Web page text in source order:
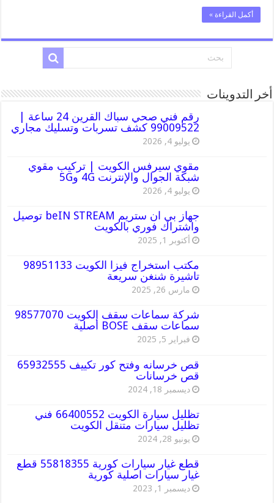
أكمل القراءة »
أخر التدوينات
رقم فني صحي سباك القرين 24 ساعة |
99009522 كشف تسربات وتسليك مجاري
يوليو 4, 2026
مقوي سيرفس الكويت | تركيب مقوي
شبكة الجوال والإنترنت 4G و5G
يوليو 4, 2026
جهاز بي ان ستريم beIN STREAM توصيل
واشتراك فوري بالكويت
أكتوبر 1, 2025
مكتب استخراج فيزا الكويت 98951133
تاشيرة شنغن سريعة
مارس 26, 2025
شركة سماعات سقف الكويت 98577070
سماعات سقف BOSE أصلية
فبراير 5, 2025
قص خرسانه وفتح كور تكييف 65932555
قص خرسانات
ديسمبر 18, 2024
تظليل سيارة الكويت 66400552 فني
تظليل سيارات متنقل الكويت
يونيو 28, 2024
قطع غيار سيارات كورية 55818355 قطع
غيار سيارات اصلية كورية
ديسمبر 1, 2023